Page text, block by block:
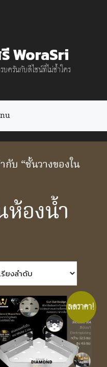
WoraSri
บครันกับดีไซน์ที่ไม่ซ้ำใคร
บ “ชั้นวางของใน
ห้องน้ำ
ลดราคา!